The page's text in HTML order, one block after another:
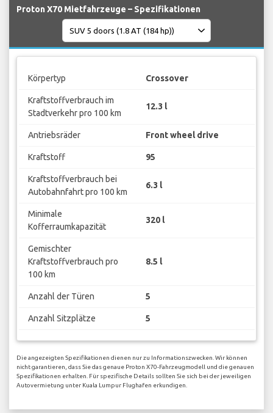
Proton X70 Mietfahrzeuge – Spezifikationen
Körpertyp Crossover
Kraftstoffverbrauch im
Stadtverkehr pro 100 km
12.3 l
Antriebsräder Front wheel drive
Kraftstoff 95
Kraftstoffverbrauch bei
Autobahnfahrt pro 100 km
6.3 l
Minimale
Kofferraumkapazität
320 l
Gemischter
Kraftstoffverbrauch pro
100 km
8.5 l
Anzahl der Türen 5
Anzahl Sitzplätze 5
Die angezeigten Spezifikationen dienen nur zu Informationszwecken. Wir können
nicht garantieren, dass Sie das genaue Proton X70-Fahrzeugmodell und die genauen
Spezifikationen erhalten. Für spezifische Details sollten Sie sich bei der jeweiligen
Autovermietung unter Kuala Lumpur Flughafen erkundigen.